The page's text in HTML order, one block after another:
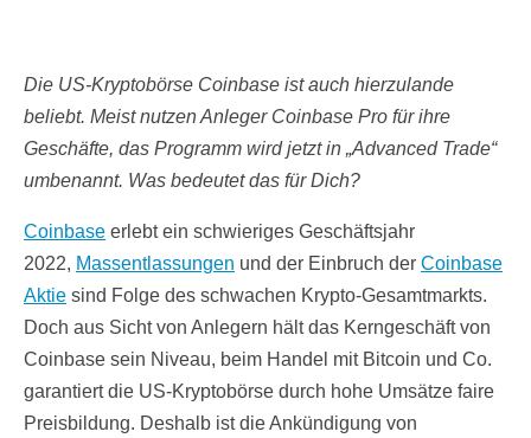
Die US-Kryptobörse Coinbase ist auch hierzulande
beliebt. Meist nutzen Anleger Coinbase Pro für ihre
Geschäfte, das Programm wird jetzt in „Advanced Trade“
umbenannt. Was bedeutet das für Dich?
Coinbase erlebt ein schwieriges Geschäftsjahr
2022, Massentlassungen und der Einbruch der Coinbase
Aktie sind Folge des schwachen Krypto-Gesamtmarkts.
Doch aus Sicht von Anlegern hält das Kerngeschäft von
Coinbase sein Niveau, beim Handel mit Bitcoin und Co.
garantiert die US-Kryptobörse durch hohe Umsätze faire
Preisbildung. Deshalb ist die Ankündigung von